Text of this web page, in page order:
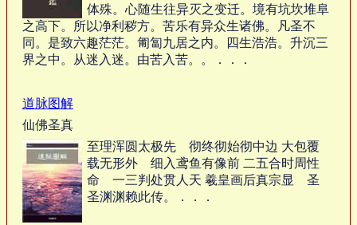
体殊。心随生往异灭之变迁。境有坑坎堆阜
之高下。所以净利秽方。苦乐有异众生诸佛。凡圣不
同。是致六趣茫茫。匍匐九居之内。四生浩浩。升沉三
界之中。从迷入迷。由苦入苦。。．．．
道脉图解
仙佛圣真
至理浑圆太极先 彻终彻始彻中边 大包覆
载无形外 细入鸢鱼有像前 二五合时周性
命 一三判处贯人天 羲皇画后真宗显 圣
圣渊渊赖此传。．．．